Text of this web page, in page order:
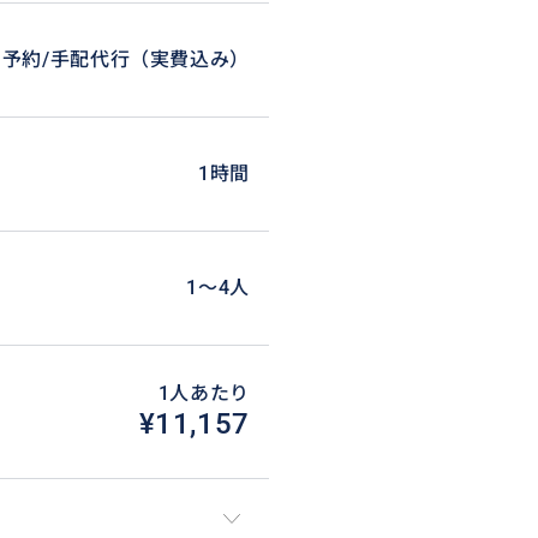
予約/手配代行（実費込み）
1時間
1〜4人
1人あたり
¥11,157